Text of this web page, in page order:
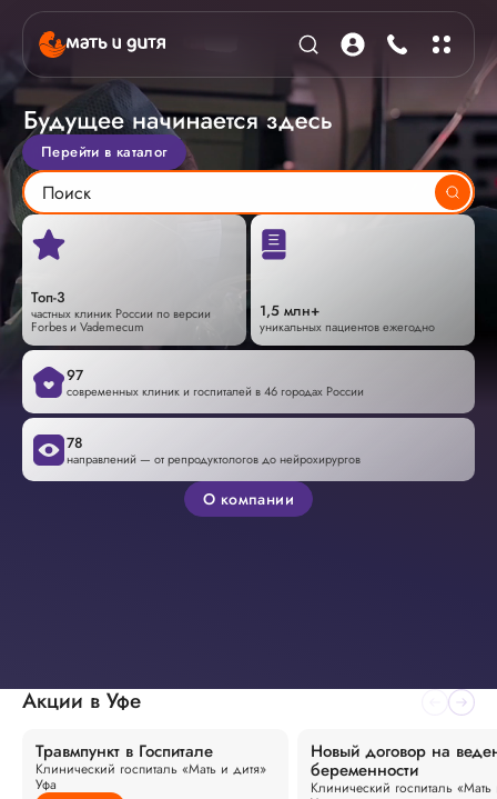
Перейти в каталог
Топ-3
частных клиник России по версии
Forbes и Vademecum
1,5 млн+
уникальных пациентов ежегодно
97
современных клиник и госпиталей в 46 городах России
78
направлений — от репродуктологов до нейрохирургов
О компании
Акции в Уфе
Травмпункт в Госпитале
Клинический госпиталь «Мать и дитя»
Уфа
Новый договор на
беременности
Клинический госпиталь «Мать